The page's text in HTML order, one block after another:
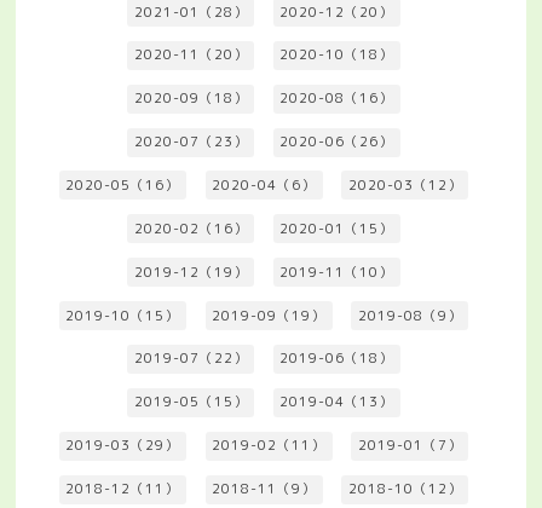
2021-01（28） 2020-12（20）
2020-11（20） 2020-10（18）
2020-09（18） 2020-08（16）
2020-07（23） 2020-06（26）
2020-05（16） 2020-04（6） 2020-03（12）
2020-02（16） 2020-01（15）
2019-12（19） 2019-11（10）
2019-10（15） 2019-09（19） 2019-08（9）
2019-07（22） 2019-06（18）
2019-05（15） 2019-04（13）
2019-03（29） 2019-02（11） 2019-01（7）
2018-12（11） 2018-11（9） 2018-10（12）